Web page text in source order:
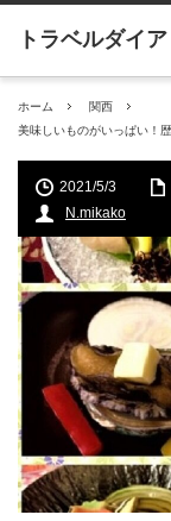
ホーム
関西
美味しいものがいっぱい！
2021/5/3
N.mikako